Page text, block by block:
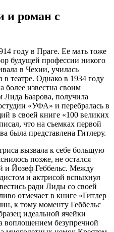
и роман с
году в Праге. Ее мать тоже
будущей профессии никого
в Чехии, училась
в театре. Однако в 1934 году
более известна своим
Баарова, получила
«УФА» и перебралась в
в своей книге «100 великих
что на съемках первой
была представлена Гитлеру.
вызвала к себе большую
позже, не остался
и Йозеф Геббельс. Между
и актрисой вспыхнул
ради Лиды со своей
отмечает в книге «Гитлер
к тому моменту Геббельс
идеальной ячейки
воплощением безупречной